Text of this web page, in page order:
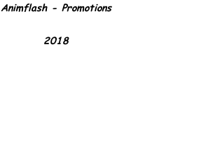
Animflash - Promotions
2018